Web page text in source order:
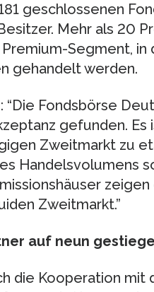
geschlossenen
Mehr als 20
Segment,
gehandelt werden.
“Die Fondsbörse
gefunden. Es
Zweitmarkt zu
Handelsvolumens
Zweitmarkt.”
auf neun
die Kooperation mit